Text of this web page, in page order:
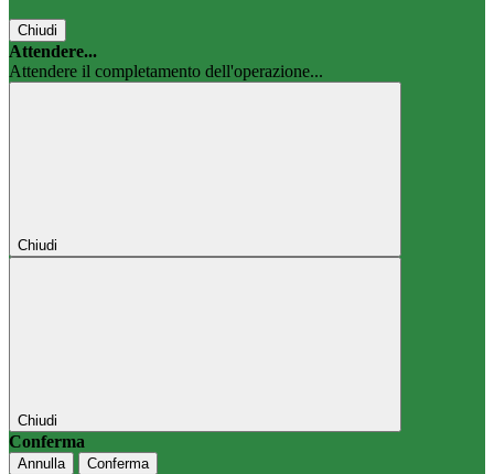
Chiudi
Attendere...
Attendere il completamento dell'operazione...
Chiudi
Chiudi
Conferma
Annulla Conferma